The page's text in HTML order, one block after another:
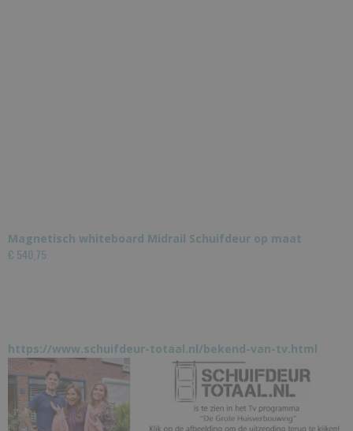
Magnetisch whiteboard Midrail Schuifdeur op maat
€ 540,75
https://www.schuifdeur-totaal.nl/bekend-van-tv.html